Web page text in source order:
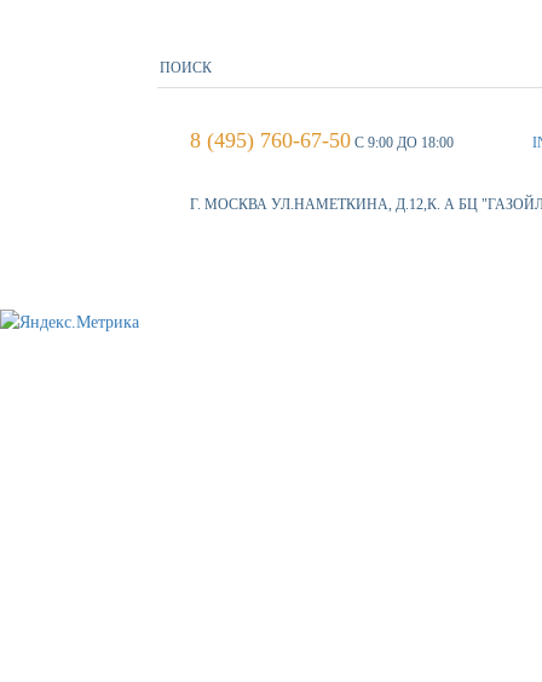
8 (495) 760-67-50 С 9:00 ДО 18:00
Г. МОСКВА УЛ.НАМЕТКИНА, Д.12,К. А БЦ